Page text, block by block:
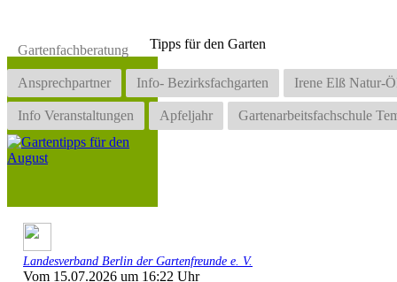
Gartenfachberatung
Ansprechpartner Info- Bezirksfachgarten Irene Elß Natur-
Info Veranstaltungen Apfeljahr Gartenarbeitsfachschule
Tipps für den Garten
Landesverband Berlin der Gartenfreunde e. V.
Vom 15.07.2026 um 16:22 Uhr